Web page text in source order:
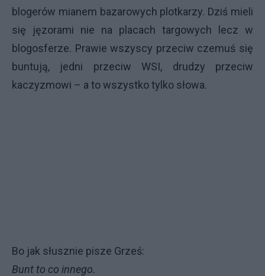
blogerów mianem bazarowych plotkarzy. Dziś mieli
się jęzorami nie na placach targowych lecz w
blogosferze. Prawie wszyscy przeciw czemuś się
buntują, jedni przeciw WSI, drudzy przeciw
kaczyzmowi – a to wszystko tylko słowa.
Bo jak słusznie pisze Grześ:
Bunt to co innego.